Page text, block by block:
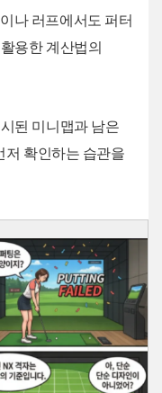
나 러프에서도 퍼터
용한 계산법의
된 미니맵과 남은
저 확인하는 습관을